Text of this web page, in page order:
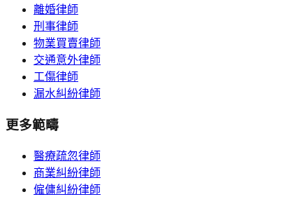
離婚律師
刑事律師
物業買賣律師
交通意外律師
工傷律師
漏水糾紛律師
更多範疇
醫療疏忽律師
商業糾紛律師
僱傭糾紛律師